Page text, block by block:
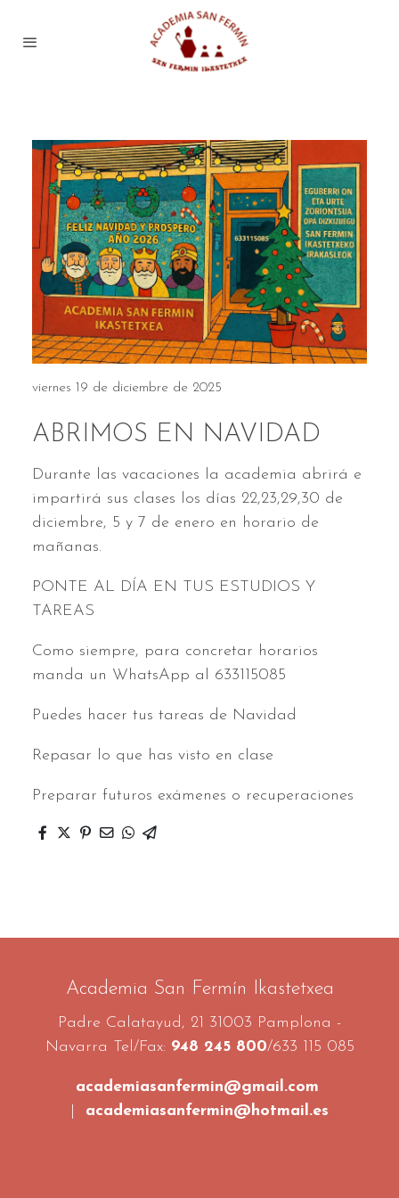
viernes 19 de diciembre de 2025
ABRIMOS EN NAVIDAD
Durante las vacaciones la academia abrirá e
impartirá sus clases los días 22,23,29,30 de
diciembre, 5 y 7 de enero en horario de
mañanas.
PONTE AL DÍA EN TUS ESTUDIOS Y
TAREAS
Como siempre, para concretar horarios
manda un WhatsApp al 633115085
Puedes hacer tus tareas de Navidad
Repasar lo que has visto en clase
Preparar futuros exámenes o recuperaciones
Academia San Fermín Ikastetxea
Padre Calatayud, 21 31003 Pamplona -
Navarra Tel/Fax: 948 245 800/633 115 085
academiasanfermin@gmail.com
academiasanfermin@hotmail.es